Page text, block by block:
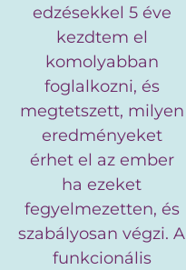
edzésekkel 5 éve
kezdtem el
komolyabban
foglalkozni, és
megtetszett, milyen
eredményeket
érhet el az ember
ha ezeket
fegyelmezetten, és
szabályosan végzi. A
funkcionális